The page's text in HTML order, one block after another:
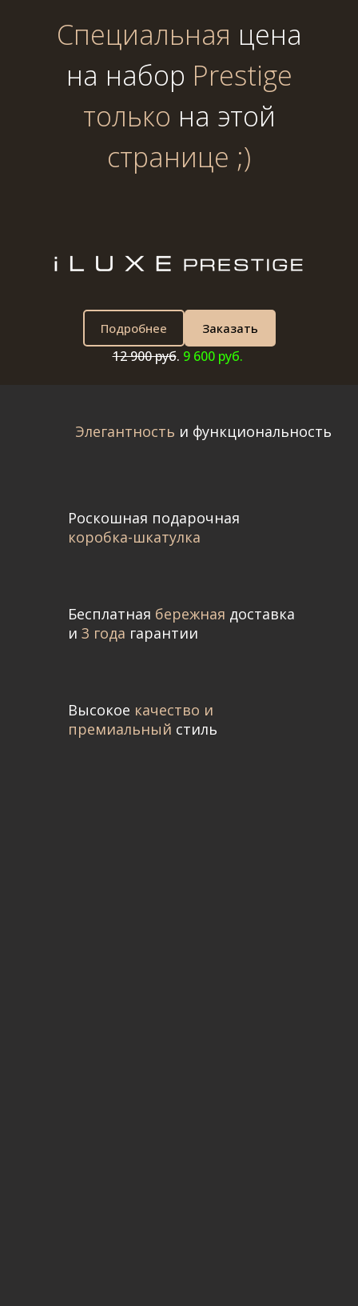
Специальная цена
на набор Prestige
только на этой
странице ;)
Подробнее Заказать
12 900 руб. 9 600 руб.
Элегантность и функциональность
Роскошная подарочная
коробка-шкатулка
Бесплатная бережная доставка
и 3 года гарантии
Высокое качество и
премиальный стиль